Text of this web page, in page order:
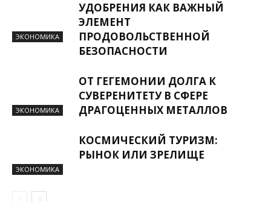
ЭКОНОМИКА
УДОБРЕНИЯ КАК ВАЖНЫЙ
ЭЛЕМЕНТ
ПРОДОВОЛЬСТВЕННОЙ
БЕЗОПАСНОСТИ
ЭКОНОМИКА
ОТ ГЕГЕМОНИИ ДОЛГА К
СУВЕРЕНИТЕТУ В СФЕРЕ
ДРАГОЦЕННЫХ МЕТАЛЛОВ
ЭКОНОМИКА
КОСМИЧЕСКИЙ ТУРИЗМ:
РЫНОК ИЛИ ЗРЕЛИЩЕ